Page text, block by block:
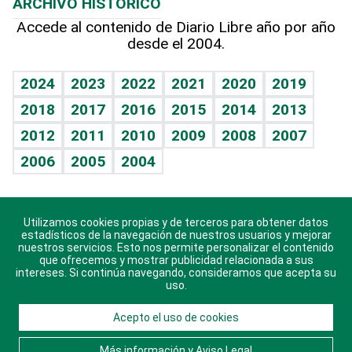
Hablando con el pediatra
Vida y familia
Eñe
Celebrando la vida
Sin complejos
En pocas palabras
Escuchando al corazón
Economía Personal
Línea de hit
TBT Deportivo
Hecho en casa
Guía del dinero
Cumpleaños
Horóscopos
Crucigramas
Accede al contenido de Diario Libre año por año
desde el 2004.
2024 2023 2022 2021 2020
2019
2018
2017 2016 2015 2014
2013
2012
2011 2010 2009 2008
2007
2006
2005 2004
Descarga nuestras aplicaciones para Android, iOS y
sistema Huawei.
© 2021 Diario Libre, todos los derechos reservados.
Consulta elAviso Legal. Ponte en Contacto
Utilizamos cookies propias y de terceros para obtener datos
estadísticos de la navegación de nuestros usuarios y mejorar
nuestros servicios. Esto nos permite personalizar el contenido
que ofrecemos y mostrar publicidad relacionada a sus
intereses. Si continúa navegando, consideramos que acepta su
uso.
Acepto el uso de cookies